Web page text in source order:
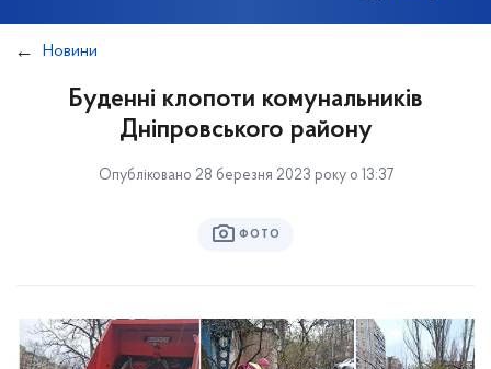
Новини
Буденні клопоти комунальників
Дніпровського району
Опубліковано 28 березня 2023 року о 13:37
ФОТО